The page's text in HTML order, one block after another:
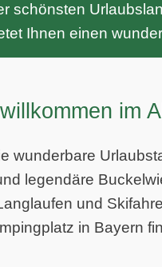
schönsten
Ihnen einen
im
wunderbare
legendäre
und
in Bayern